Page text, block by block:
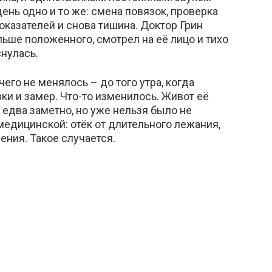
одно и то же: смена повязок, проверка
и снова тишина. Доктор Грин
положенного, смотрел на её лицо и тихо
не менялось – до того утра, когда
и замер. Что-то изменилось. Живот её
заметно, но уже нельзя было не
отёк от длительного лежания,
Такое случается.